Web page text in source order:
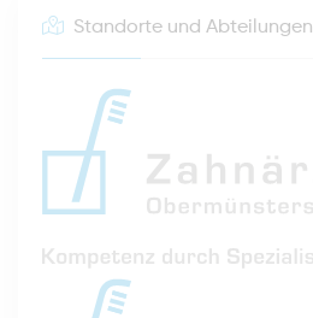
Standorte und Abteilungen